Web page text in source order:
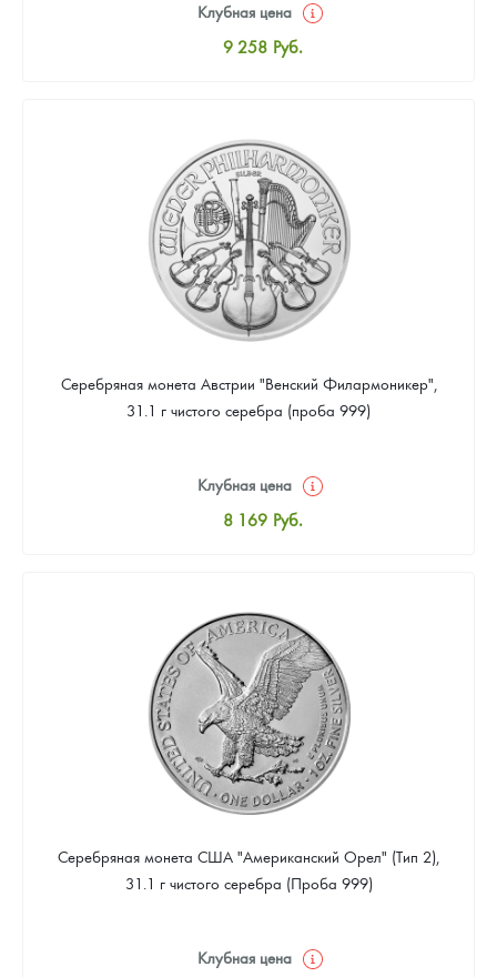
Клубная цена
9 258 Руб.
Цена выкупа
Звоните
Серебряная монета Австрии "Венский Филармоникер",
31.1 г чистого серебра (проба 999)
Клубная цена
8 169 Руб.
Цена выкупа
4 901 Руб.
Серебряная монета США "Американский Орел" (Тип 2),
31.1 г чистого серебра (Проба 999)
Клубная цена